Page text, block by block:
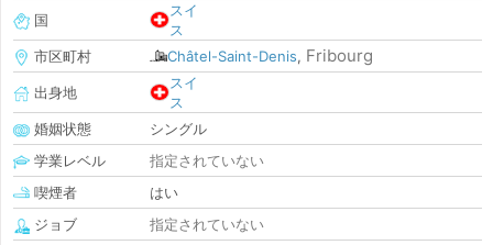
国
スイ
ス
市区町村
Châtel-Saint-Denis, Fribourg
出身地
スイ
ス
婚姻状態
シングル
学業レベル
指定されていない
喫煙者
はい
ジョブ
指定されていない